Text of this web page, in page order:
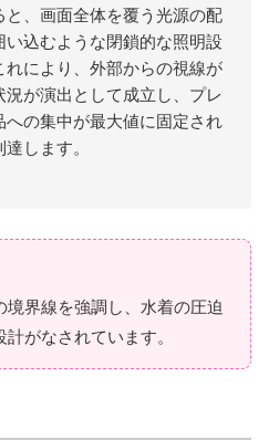
、画面全体を覆う光源の配
込むような閉鎖的な照明設
により、外部からの視線が
が演出として成立し、プレ
の集中が最大値に固定され
します。
界線を強調し、水着の圧迫
がなされています。